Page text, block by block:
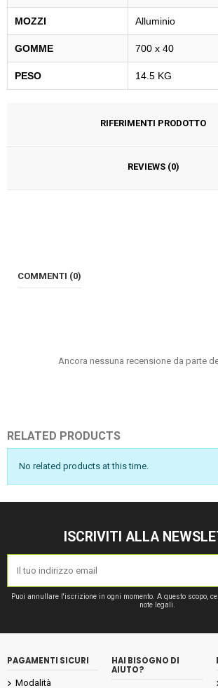
MOZZI Alluminio
GOMME 700 x 40
PESO 14.5 KG
RIFERIMENTI PRODOTTO
REVIEWS (0)
COMMENTI (0)
Ancora nessuna recensione da parte
RELATED PRODUCTS
No related products at this time.
ISCRIVITI ALLA
Puoi annullare l'iscrizione in ogni momento. A questo scopo,
note legali.
PAGAMENTI SICURI
Modalità
HAI BISOGNO DI
AIUTO?